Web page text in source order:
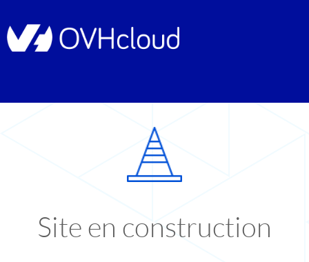
Site en construction